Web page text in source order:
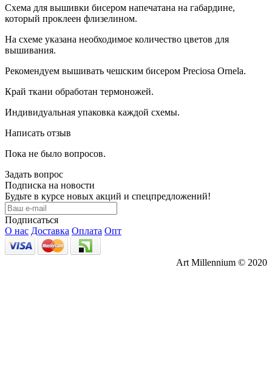
Схема для вышивки бисером напечатана на габардине,
который проклеен флизелином.
На схеме указана необходимое количество цветов для
вышивания.
Рекомендуем вышивать чешским бисером Preciosa Ornela.
Край ткани обработан термоножей.
Индивидуальная упаковка каждой схемы.
Написать отзыв
Пока не было вопросов.
Задать вопрос
Подписка на новости
Будьте в курсе новых акций и спецпредложений!
Подписаться
О нас Доставка Оплата Опт
Art Millennium © 2020